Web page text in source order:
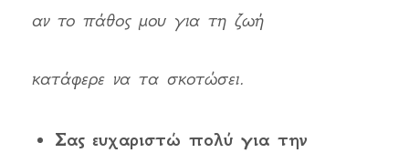
αν το πάθος μου για τη ζωή
κατάφερε να τα σκοτώσει.
Σας ευχαριστώ πολύ για την